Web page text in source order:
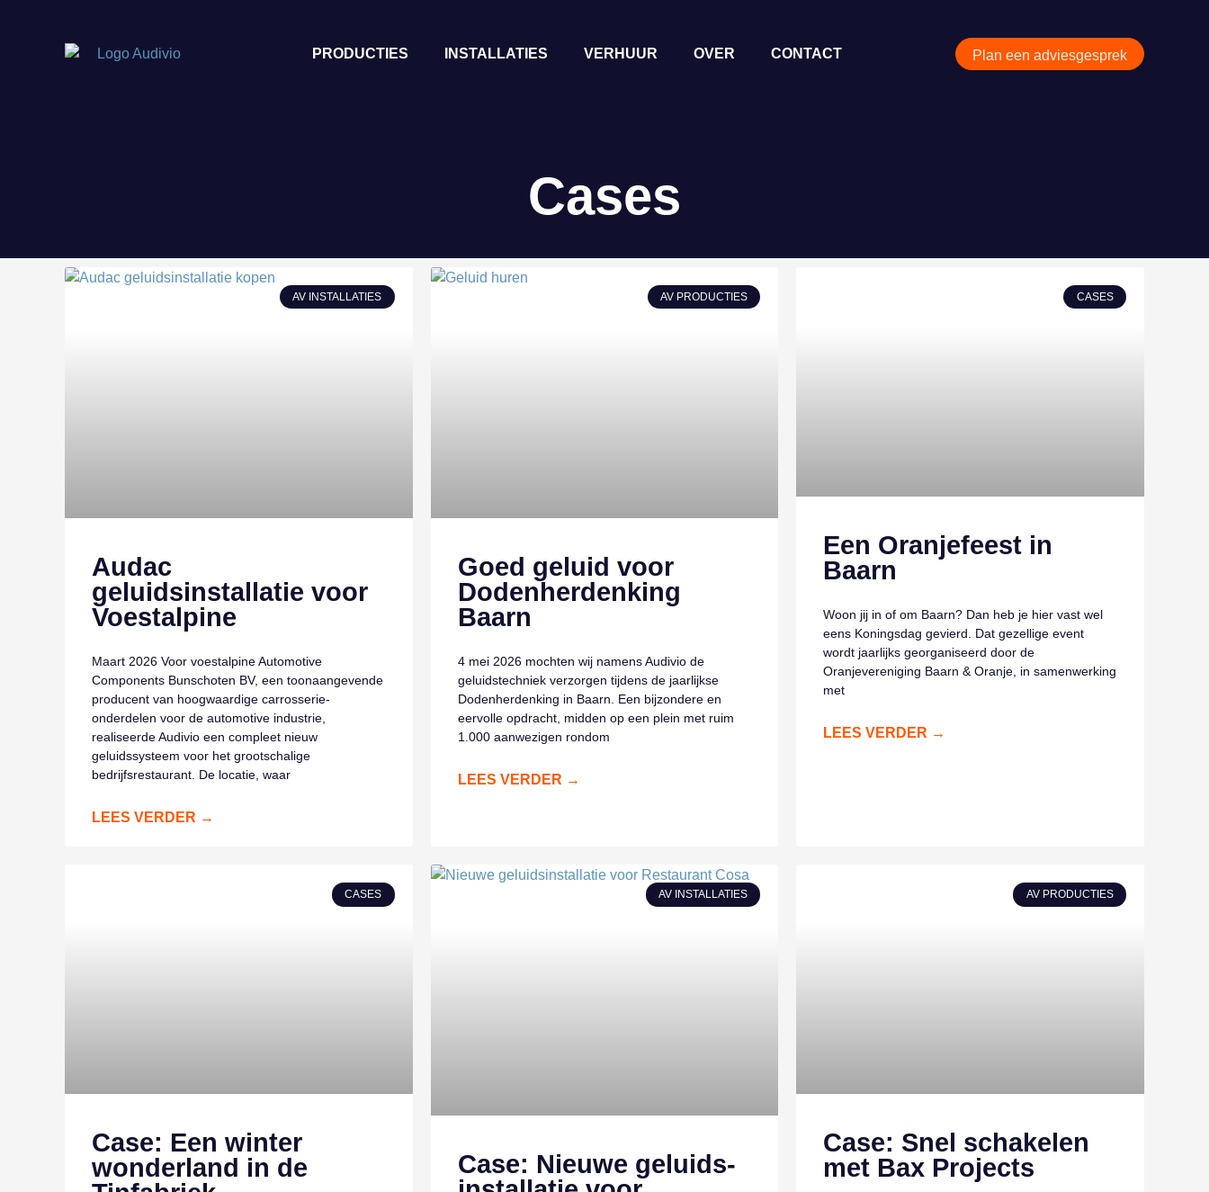
PRODUCTIES INSTALLATIES VERHUUR OVER CONTACT Plan een adviesgesprek
Cases
AV INSTALLATIES
Audac
geluidsinstallatie voor
Voestalpine
Maart 2026 Voor voestalpine Automotive
Components Bunschoten BV, een toonaangevende
producent van hoogwaardige carrosserie-
onderdelen voor de automotive industrie,
realiseerde Audivio een compleet nieuw
geluidssysteem voor het grootschalige
bedrijfsrestaurant. De locatie, waar
LEES VERDER →
AV PRODUCTIES
Goed geluid voor
Dodenherdenking
Baarn
4 mei 2026 mochten wij namens Audivio de
geluidstechniek verzorgen tijdens de jaarlijkse
Dodenherdenking in Baarn. Een bijzondere en
eervolle opdracht, midden op een plein met ruim
1.000 aanwezigen rondom
LEES VERDER →
CASES
Een Oranjefeest in
Baarn
Woon jij in of om Baarn? Dan heb je hier vast wel
eens Koningsdag gevierd. Dat gezellige event
wordt jaarlijks georganiseerd door de
Oranjevereniging Baarn & Oranje, in samenwerking
met
LEES VERDER →
CASES
Case: Een winter
wonderland in de
AV INSTALLATIES
Case: Nieuwe geluids­
AV PRODUCTIES
Case: Snel schakelen
met Bax Projects